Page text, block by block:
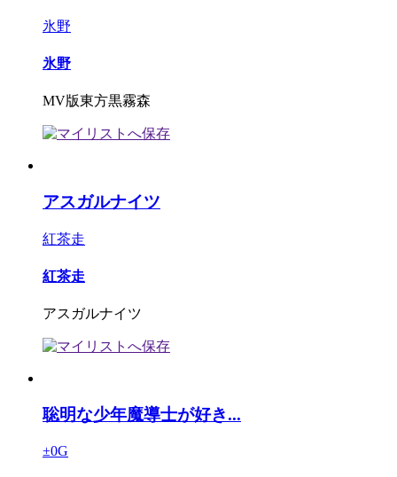
氷野
氷野
MV版東方黒霧森
アスガルナイツ
紅茶走
紅茶走
アスガルナイツ
聡明な少年魔導士が好き...
±0G